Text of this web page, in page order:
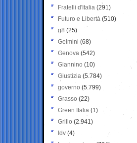
Fratelli d'Italia (291)
Futuro e Libertà (510)
g8 (25)
Gelmini (68)
Genova (542)
Giannino (10)
Giustizia (5.784)
governo (5.799)
Grasso (22)
Green Italia (1)
Grillo (2.941)
Idv (4)